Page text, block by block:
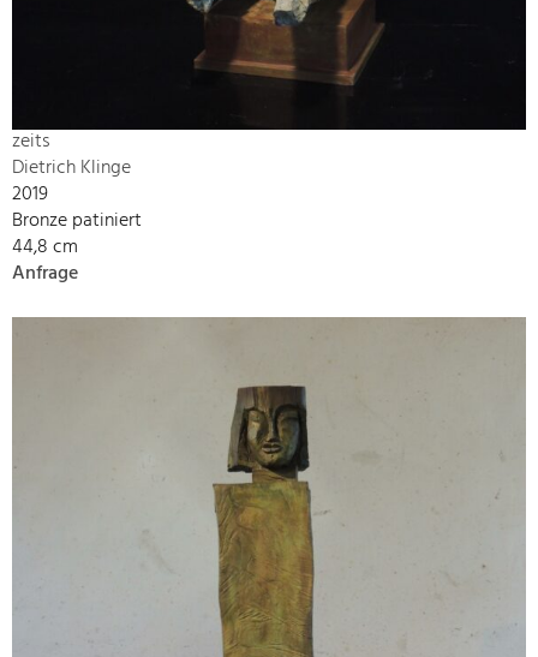
zeits
Dietrich Klinge
2019
Bronze patiniert
44,8 cm
Anfrage